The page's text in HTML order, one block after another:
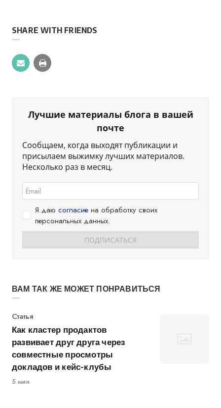
SHARE WITH FRIENDS
Лучшие материалы блога в вашей
почте
Сообщаем, когда выходят публикации и
присылаем выжимку лучших материалов.
Несколько раз в месяц.
Я даю согласие на обработку своих
персональных данных.
ВАМ ТАК ЖЕ МОЖЕТ ПОНРАВИТЬСЯ
Категория
Статья
Как кластер продактов
развивает друг друга через
совместные просмотры
докладов и кейс-клубы
5 мин